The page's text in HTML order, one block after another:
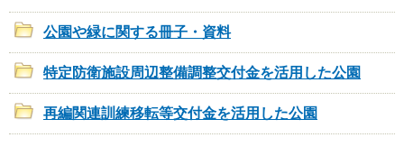
公園や緑に関する冊子・資料
特定防衛施設周辺整備調整交付金を活用した公園
再編関連訓練移転等交付金を活用した公園